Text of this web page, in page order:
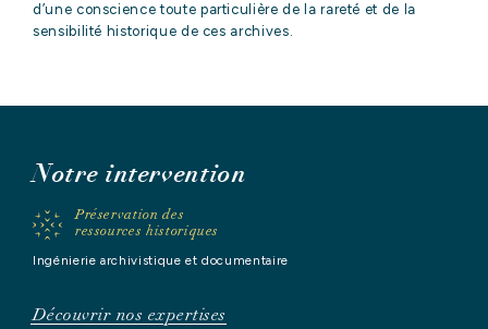
NOS
RÉFÉRENCES
NOS
ACTUALITÉS
CONTACT
d’une conscience toute particulière de la rareté et de la
sensibilité historique de ces archives.
Notre intervention
Préservation des
ressources historiques
Ingénierie archivistique et documentaire
Découvrir nos expertises